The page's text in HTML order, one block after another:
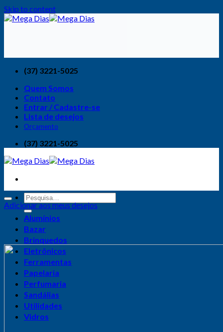
Skip to content
(37) 3221-5025
Quem Somos
Contato
Entrar / Cadastre-se
Lista de desejos
Orçamento
(37) 3221-5025
Alumínios
Bazar
Brinquedos
Eletrônicos
Ferramentas
Papelaria
Perfumaria
Sandálias
Utilidades
Vidros
Adicionar aos meus desejos